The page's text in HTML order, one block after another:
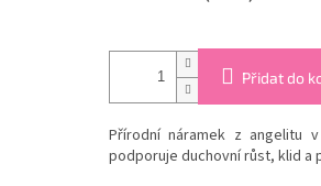
Přidat do
Přírodní náramek z angelitu
podporuje duchovní růst, klid a